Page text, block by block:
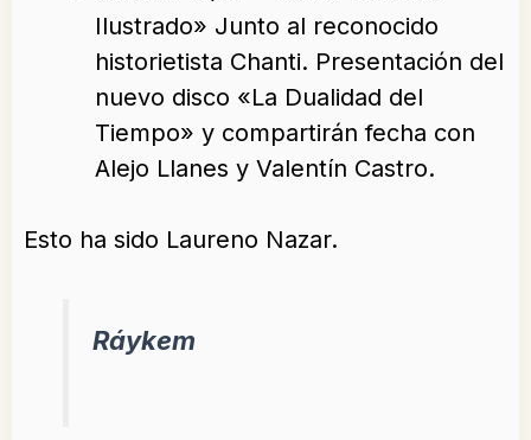
Ilustrado» Junto al reconocido
historietista Chanti. Presentación del
nuevo disco «La Dualidad del
Tiempo» y compartirán fecha con
Alejo Llanes y Valentín Castro.
Esto ha sido Laureno Nazar.
Ráykem